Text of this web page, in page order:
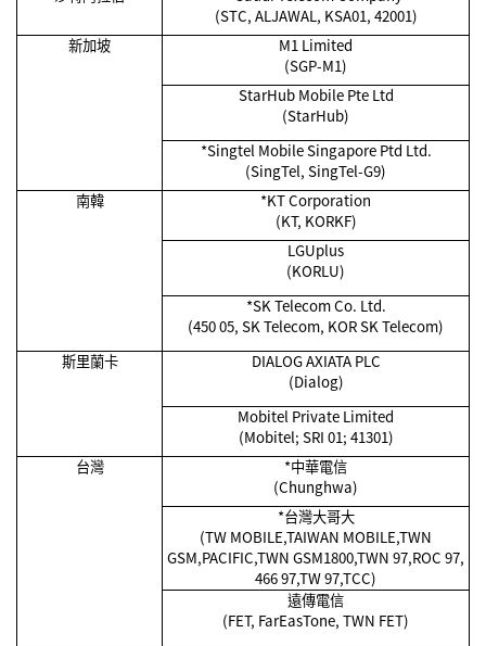
(STC, ALJAWAL, KSA01, 42001)
新加坡
M1 Limited
(SGP-M1)
StarHub Mobile Pte Ltd
(StarHub)
*Singtel Mobile Singapore Ptd Ltd.
(SingTel, SingTel-G9)
南韓
*KT Corporation
(KT, KORKF)
LGUplus
(KORLU)
*SK Telecom Co. Ltd.
(450 05, SK Telecom, KOR SK Telecom)
斯里蘭卡
DIALOG AXIATA PLC
(Dialog)
Mobitel Private Limited
(Mobitel; SRI 01; 41301)
台灣
*中華電信
(Chunghwa)
*台灣大哥大
(TW MOBILE,TAIWAN MOBILE,TWN
GSM,PACIFIC,TWN GSM1800,TWN 97,ROC 97,
466 97,TW 97,TCC)
遠傳電信
(FET, FarEasTone, TWN FET)